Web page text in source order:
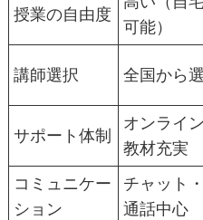
授業の自由度
可能）
講師選択 全国から
サポート体制
オンライ
教材充実
コミュニケー
ション
チャット
通話中心